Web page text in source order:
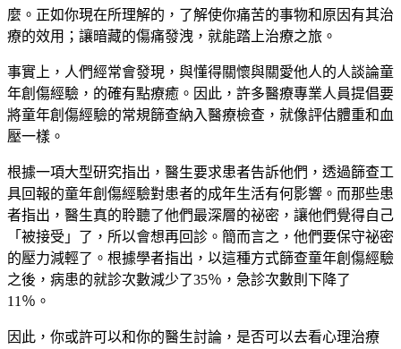
麼。正如你現在所理解的，了解使你痛苦的事物和原因有其治
療的效用；讓暗藏的傷痛發洩，就能踏上治療之旅。
事實上，人們經常會發現，與懂得關懷與關愛他人的人談論童
年創傷經驗，的確有點療癒。因此，許多醫療專業人員提倡要
將童年創傷經驗的常規篩查納入醫療檢查，就像評估體重和血
壓一樣。
根據一項大型研究指出，醫生要求患者告訴他們，透過篩查工
具回報的童年創傷經驗對患者的成年生活有何影響。而那些患
者指出，醫生真的聆聽了他們最深層的祕密，讓他們覺得自己
「被接受」了，所以會想再回診。簡而言之，他們要保守祕密
的壓力減輕了。根據學者指出，以這種方式篩查童年創傷經驗
之後，病患的就診次數減少了35％，急診次數則下降了
11 ％。
因此，你或許可以和你的醫生討論，是否可以去看心理治療